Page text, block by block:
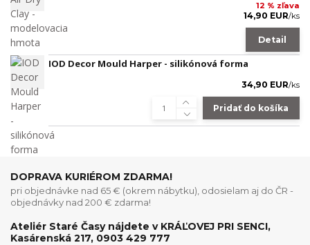
12 % zľava
14,90 EUR/ks
Detail
IOD Decor Mould Harper - silikónová forma
34,90 EUR/ks
Pridať do košíka
DOPRAVA KURIÉROM ZDARMA!
pri objednávke nad 65 € (okrem nábytku), odosielam aj do ČR -
objednávky nad 200 € zdarma!
Ateliér Staré Časy nájdete v KRÁĽOVEJ PRI SENCI,
Kasárenská 217, 0903 429 777